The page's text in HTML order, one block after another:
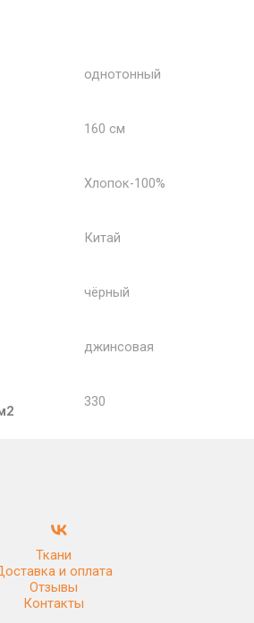
однотонный
160 см
Хлопок-100%
Китай
чёрный
джинсовая
330
Ткани
и оплата
Отзывы
Контакты